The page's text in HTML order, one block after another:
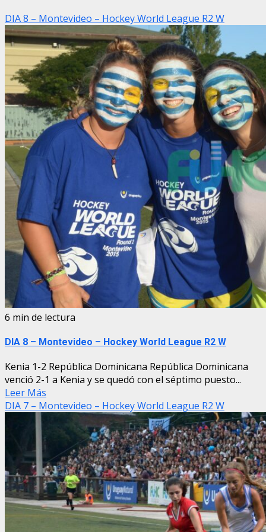
DIA 8 – Montevideo – Hockey World League R2 W
6 min de lectura
DIA 8 – Montevideo – Hockey World League R2 W
Kenia 1-2 República Dominicana República Dominicana
venció 2-1 a Kenia y se quedó con el séptimo puesto...
Leer Más
DIA 7 – Montevideo – Hockey World League R2 W